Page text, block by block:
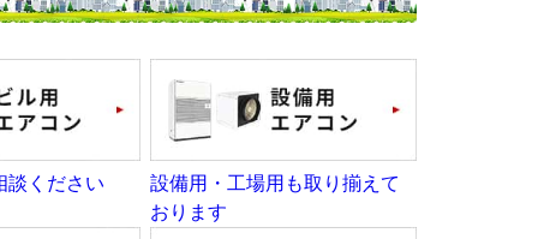
談ください
設備用・工場用も取り揃えて
おります